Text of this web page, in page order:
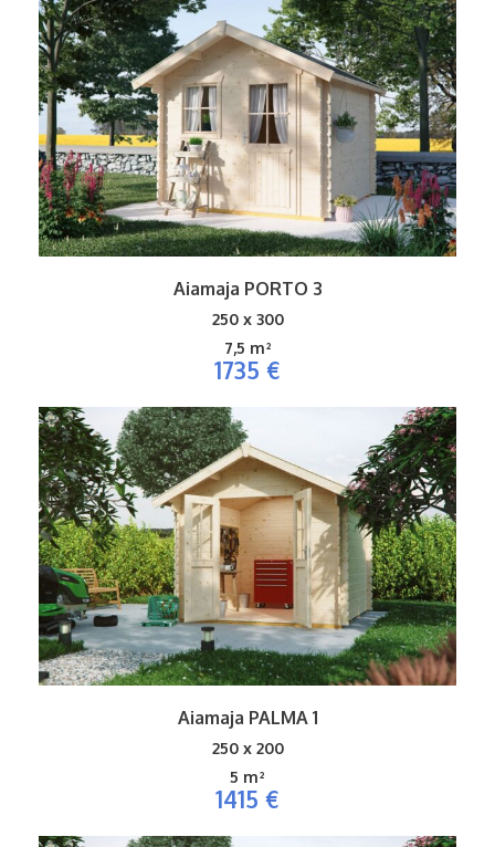
Aiamaja PORTO 3
250 x 300
7,5 m²
1735 €
Aiamaja PALMA 1
250 x 200
5 m²
1415 €